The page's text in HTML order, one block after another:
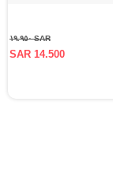
SAR ١٩.٩٥٠
SAR 14.500